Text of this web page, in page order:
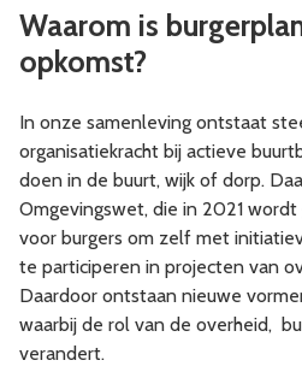
Waarom is
opkomst?
In onze samenleving ontstaat
organisatiekracht bij actieve
doen in de buurt, wijk of dorp.
Omgevingswet, die in 2021
voor burgers om zelf met
te participeren in projecten van
Daardoor ontstaan nieuwe
waarbij de rol van de overheid,
verandert.